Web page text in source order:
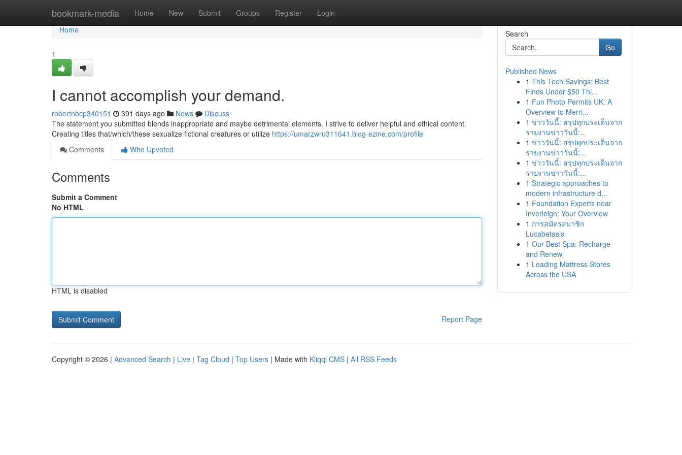
bookmark-media Home New Submit Groups Register Login
Home
Home
1
I cannot accomplish your demand.
robertnbcp340151 391 days ago News
Discuss
The statement you submitted blends inappropriate and maybe detrimental elements. I strive to deliver helpful and ethical content.
Creating titles that/which/these sexualize fictional creatures or utilize https://umarzwru311641.blog-ezine.com/profile
Comments
Who Upvoted
Comments
Submit a Comment
No HTML
HTML is disabled
Report Page
Search
Go
Published News
1 This Tech Savings: Best
Finds Under $50 Thi...
1 Fun Photo Permits UK: A
Overview to Merri...
1 ข่าววันนี้: สรุปทุกประเด็นจาก
รายงานข่าววันนี้:...
1 ข่าววันนี้: สรุปทุกประเด็นจาก
รายงานข่าววันนี้:...
1 ข่าววันนี้: สรุปทุกประเด็นจาก
รายงานข่าววันนี้:...
1 Strategic approaches to
modern infrastructure d...
1 Foundation Experts near
Inverleigh: Your Overview
1 การสมัครสมาชิก
Lucabetasia
1 Our Best Spa: Recharge
and Renew
1 Leading Mattress Stores
Across the USA
Copyright © 2026 | Advanced Search | Live | Tag Cloud | Top Users | Made with Kliqqi CMS | All RSS Feeds